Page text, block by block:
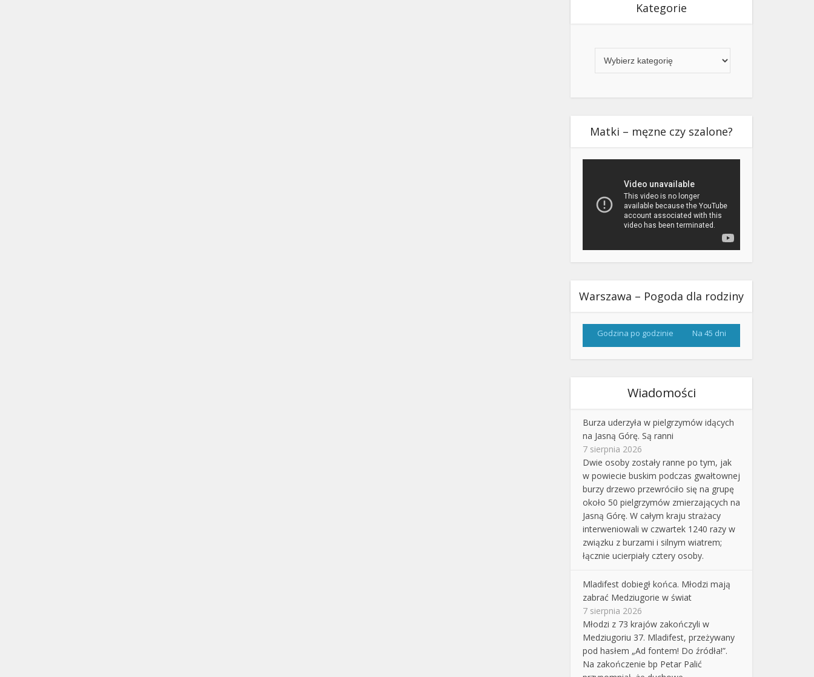
Kategorie
Matki – męzne czy szalone?
Warszawa – Pogoda dla rodziny
Godzina po godzinie Na 45 dni
Wiadomości
Burza uderzyła w pielgrzymów idących
na Jasną Górę. Są ranni
7 sierpnia 2026
Dwie osoby zostały ranne po tym, jak
w powiecie buskim podczas gwałtownej
burzy drzewo przewróciło się na grupę
około 50 pielgrzymów zmierzających na
Jasną Górę. W całym kraju strażacy
interweniowali w czwartek 1240 razy w
związku z burzami i silnym wiatrem;
łącznie ucierpiały cztery osoby.
Mladifest dobiegł końca. Młodzi mają
zabrać Medziugorie w świat
7 sierpnia 2026
Młodzi z 73 krajów zakończyli w
Medziugoriu 37. Mladifest, przeżywany
pod hasłem „Ad fontem! Do źródła!”.
Na zakończenie bp Petar Palić